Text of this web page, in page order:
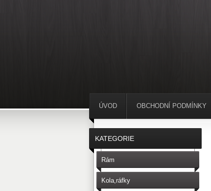
KATEGORIE
Rám
Kola,ráfky
ÚVOD OBCHODNÍ PODMÍNKY